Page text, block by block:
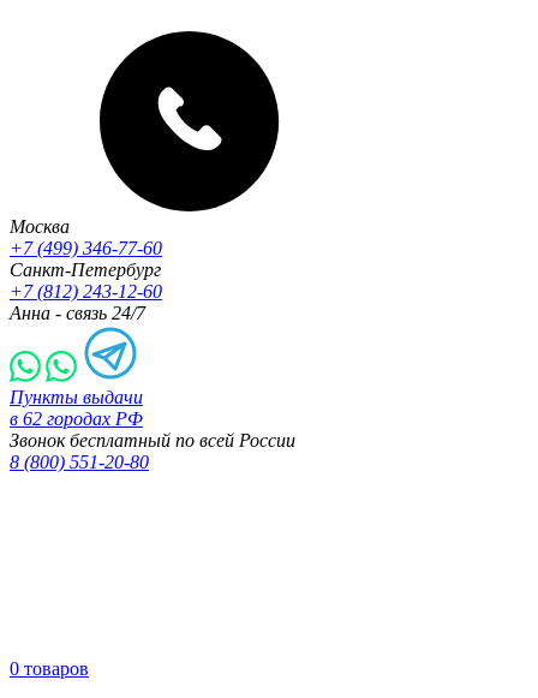
Москва
+7 (499) 346-77-60
Санкт-Петербург
+7 (812) 243-12-60
Анна - связь 24/7
Пункты выдачи
в 62 городах РФ
Звонок бесплатный по всей России
8 (800) 551-20-80
0 товаров